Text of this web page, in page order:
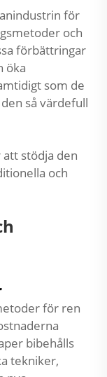
för
och
förbättringar
öka
som de
så värdefull
stödja den
och
för ren
bibehålls
tekniker,